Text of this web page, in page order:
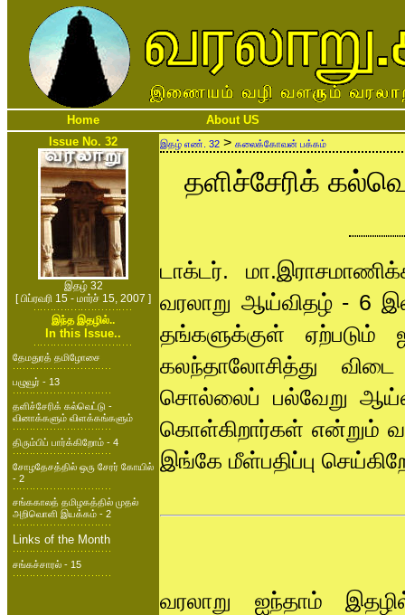
Home
About US
Issue No. 32
இதழ் 32
[ பிப்ரவரி 15 - மார்ச் 15, 2007 ]
இந்த இதழில்..
In this Issue..
தேமதுரத் தமிழோசை
பழுவூர் - 13
தளிச்சேரிக் கல்வெட்டு -
வினாக்களும் விளக்கங்களும்
திரும்பிப் பார்க்கிறோம் - 4
சோழதேசத்தில் ஒரு சேரர் கோயில்
- 2
சங்ககாலத் தமிழகத்தில் முதல்
அறிவொளி இயக்கம் - 2
Links of the Month
சங்கச்சாரல் - 15
இதழ் எண். 32 > கலைக்கோவன் பக்கம்
தளிச்சேரிக்
டாக்டர்.
வரலாறு ஆய்விதழ் - 6
தங்களுக்குள்
கலந்தாலோசித்து
சொல்லைப் பல்வேறு
கொள்கிறார்கள் என்றும்
இங்கே மீள்பதிப்பு
வரலாறு ஐந்தாம்